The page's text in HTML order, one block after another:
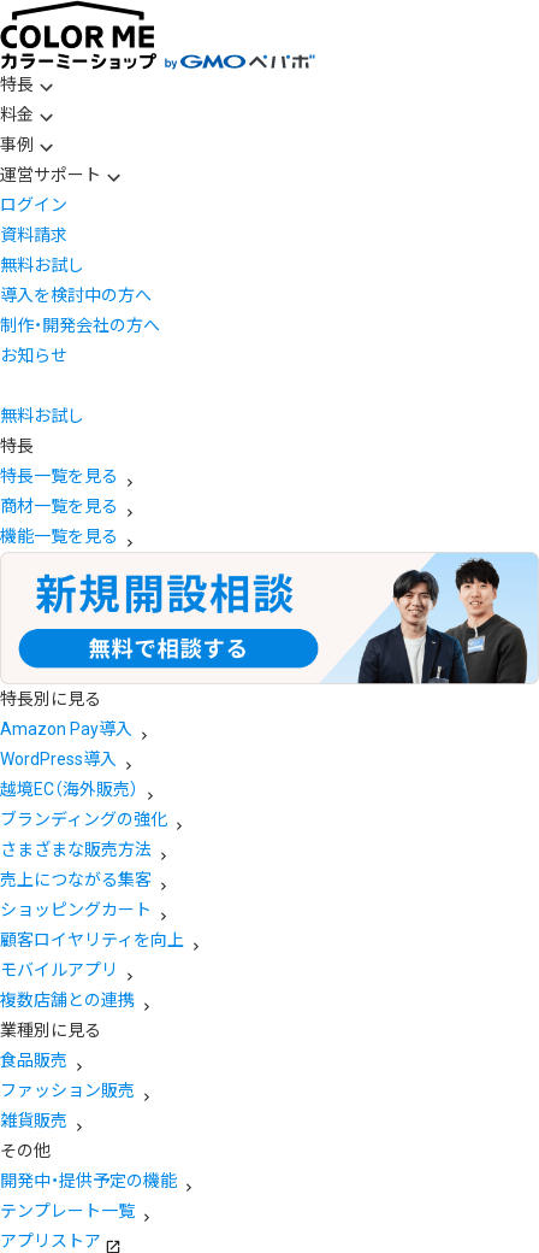
特長
料金
事例
運営サポート
ログイン
資料請求
無料お試し
導入を検討中の方へ
制作・開発会社の方へ
お知らせ
無料お試し
特長
特長一覧を見る
商材一覧を見る
機能一覧を見る
特長別に見る
Amazon Pay導入
WordPress導入
越境EC（海外販売）
ブランディングの強化
さまざまな販売方法
売上につながる集客
ショッピングカート
顧客ロイヤリティを向上
モバイルアプリ
複数店舗との連携
業種別に見る
食品販売
ファッション販売
雑貨販売
その他
開発中・提供予定の機能
テンプレート一覧
アプリストア